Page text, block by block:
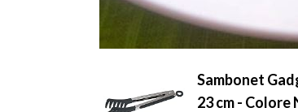
Sambonet
23 cm - Colore